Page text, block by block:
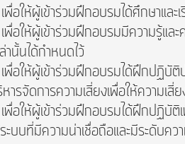
เพื่อให้ผู้เข้าร่วมฝึกอบรมได้ศึกษาแล
เพื่อให้ผู้เข้าร่วมฝึกอบรมมีความรู้แล
านั้นได้กำหนดไว้
เพื่อให้ผู้เข้าร่วมฝึกอบรมได้ฝึกปฏิบั
ารจัดการความเสี่ยงเพื่อให้ความเ
เพื่อให้ผู้เข้าร่วมฝึกอบรมได้ฝึกปฏิบั
ะบบที่มีความน่าเชื่อถือและมีระดับ